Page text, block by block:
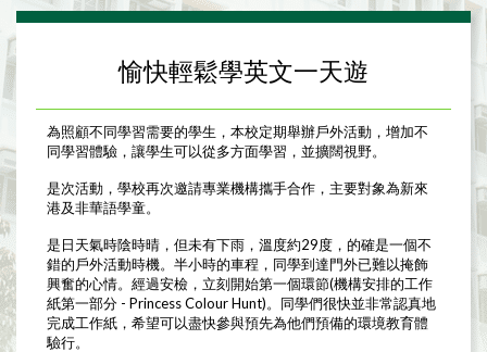
愉快輕鬆學英文一天遊
為照顧不同學習需要的學生，本校定期舉辦戶外活動，增加不
同學習體驗，讓學生可以從多方面學習，並擴闊視野。
是次活動，學校再次邀請專業機構攜手合作，主要對象為新來
港及非華語學童。
是日天氣時陰時晴，但未有下雨，溫度約29度，的確是一個不
錯的戶外活動時機。半小時的車程，同學到達門外已難以掩飾
興奮的心情。經過安檢，立刻開始第一個環節(機構安排的工作
紙第一部分 - Princess Colour Hunt)。同學們很快並非常認真地
完成工作紙，希望可以盡快參與預先為他們預備的環境教育體
驗行。